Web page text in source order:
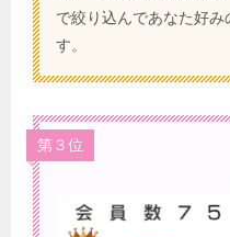
で絞り込んであなた好
す。
第３位